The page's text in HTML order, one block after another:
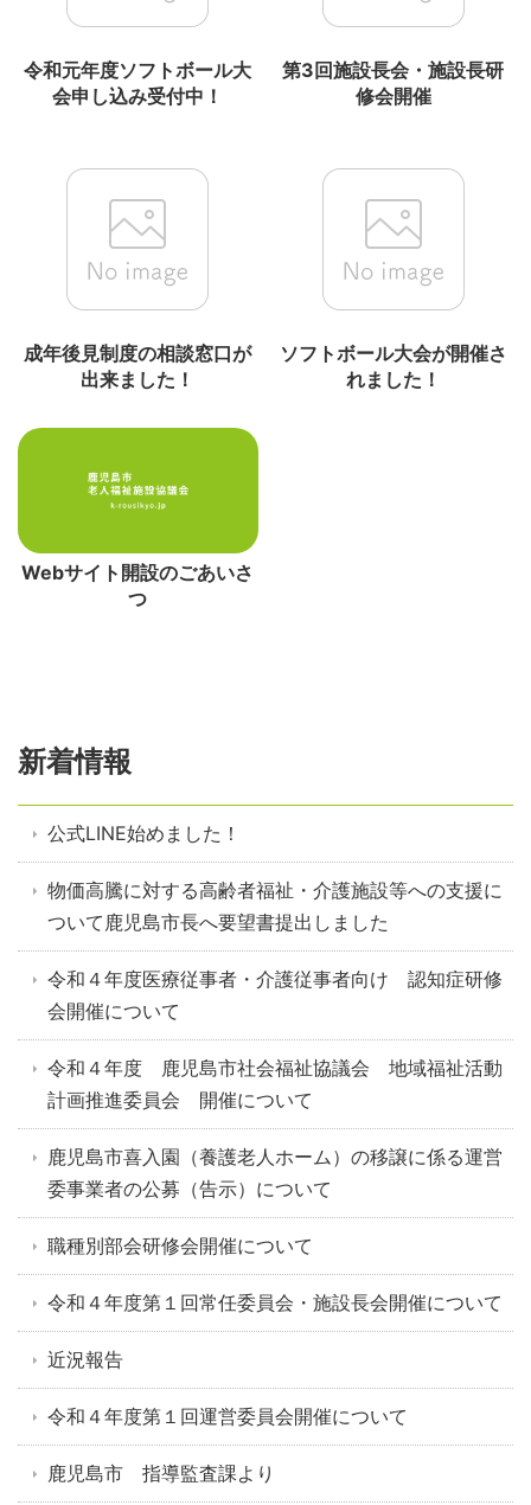
令和元年度ソフトボール大
会申し込み受付中！
第3回施設長会・施設長研
修会開催
成年後見制度の相談窓口が
出来ました！
ソフトボール大会が開催さ
れました！
Webサイト開設のごあいさ
つ
新着情報
公式LINE始めました！
物価高騰に対する高齢者福祉・介護施設等への支援に
ついて鹿児島市長へ要望書提出しました
令和４年度医療従事者・介護従事者向け 認知症研修
会開催について
令和４年度 鹿児島市社会福祉協議会 地域福祉活動
計画推進委員会 開催について
鹿児島市喜入園（養護老人ホーム）の移譲に係る運営
委事業者の公募（告示）について
職種別部会研修会開催について
令和４年度第１回常任委員会・施設長会開催について
近況報告
令和４年度第１回運営委員会開催について
鹿児島市 指導監査課より